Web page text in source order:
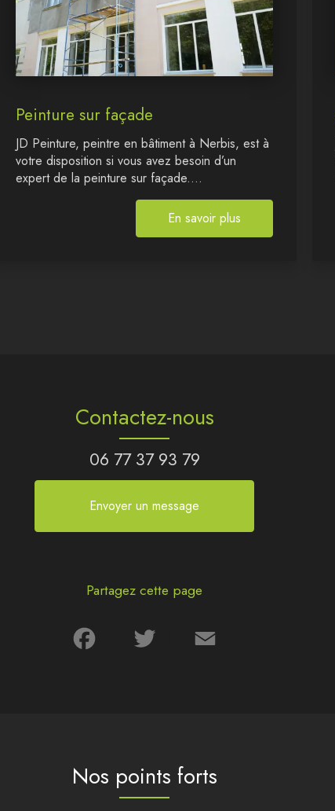
Peinture sur façade
JD Peinture, peintre en bâtiment à Nerbis, est à
votre disposition si vous avez besoin d’un
expert de la peinture sur façade....
En savoir plus
Contactez-nous
06 77 37 93 79
Envoyer un message
Partagez cette page
Nos points forts